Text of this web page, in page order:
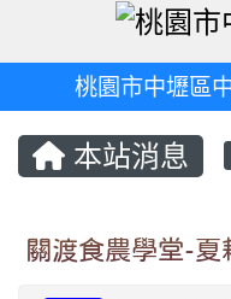
桃園市中壢區
本站消息
關渡食農學堂-夏